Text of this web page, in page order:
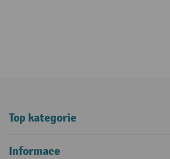
Top kategorie
Informace